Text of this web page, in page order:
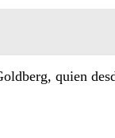
quien